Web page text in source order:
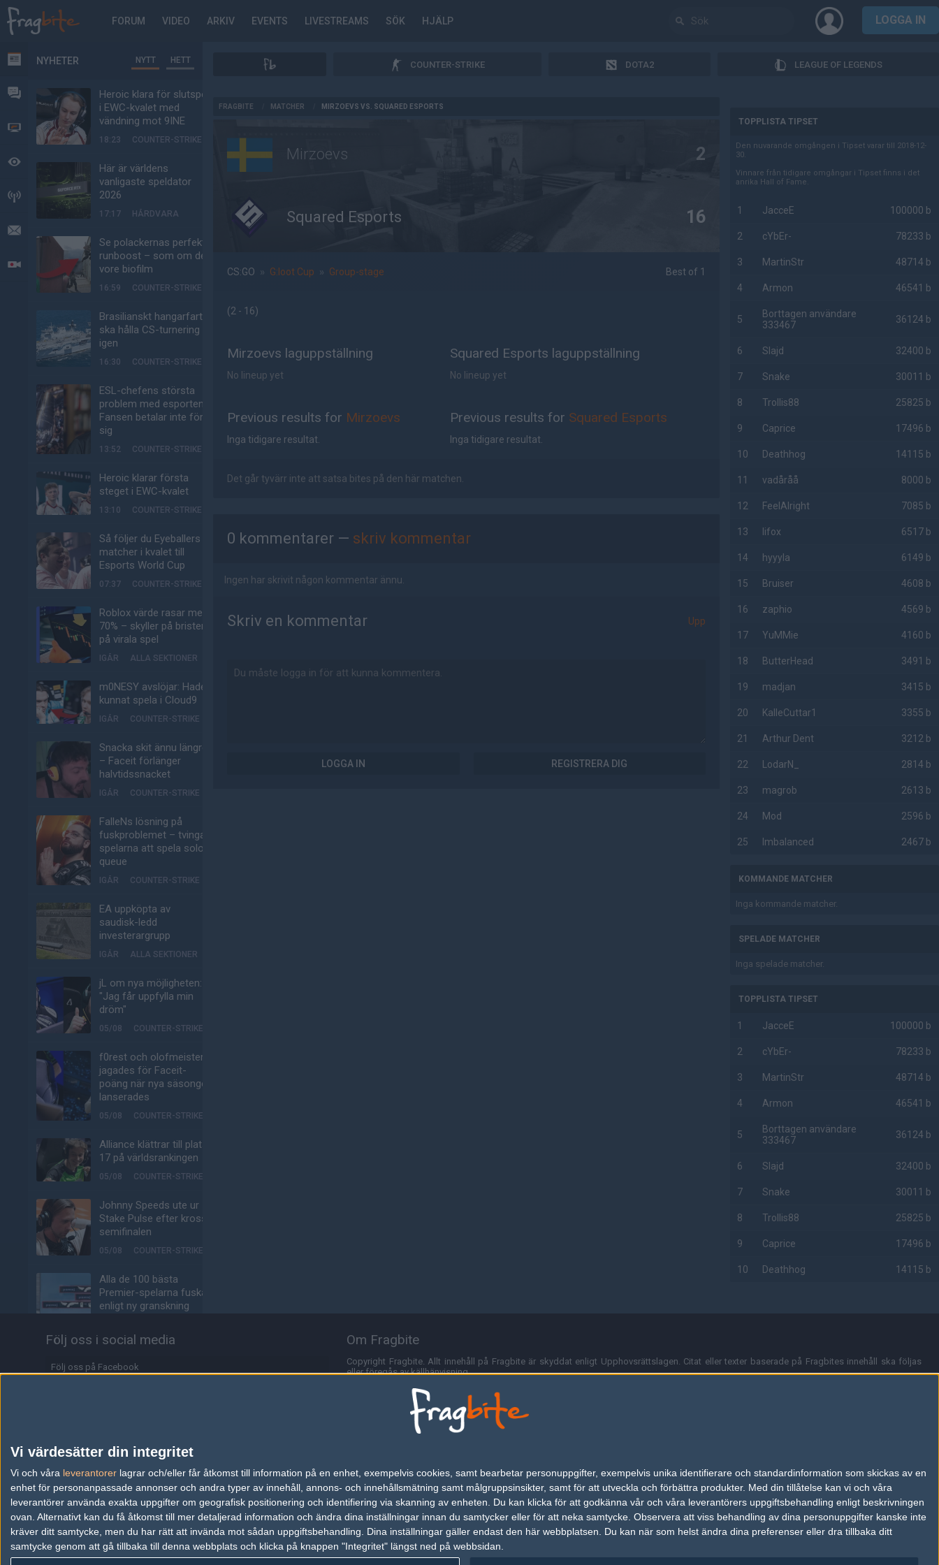
Vi värdesätter din integritet
Vi och våra leverantorer lagrar och/eller får åtkomst till information på en enhet, exempelvis cookies, samt bearbetar personuppgifter, exempelvis unika identifierare och standardinformation som skickas av en
enhet för personanpassade annonser och andra typer av innehåll, annons- och innehållsmätning samt målgruppsinsikter, samt för att utveckla och förbättra produkter. Med din tillåtelse kan vi och våra
leverantörer använda exakta uppgifter om geografisk positionering och identifiering via skanning av enheten. Du kan klicka för att godkänna vår och våra leverantörers uppgiftsbehandling enligt beskrivningen
ovan. Alternativt kan du få åtkomst till mer detaljerad information och ändra dina inställningar innan du samtycker eller för att neka samtycke. Observera att viss behandling av dina personuppgifter kanske inte
kräver ditt samtycke, men du har rätt att invända mot sådan uppgiftsbehandling. Dina inställningar gäller endast den här webbplatsen. Du kan när som helst ändra dina preferenser eller dra tillbaka ditt
samtycke genom att gå tillbaka till denna webbplats och klicka på knappen "Integritet" längst ned på webbsidan.
FORUM VIDEO ARKIV EVENTS LIVESTREAMS SÖK HJÄLP LOGGA IN
NYHETER
VIDEO
BEVAKAT
HÄNDELSER
LIVESÄNDNINGAR
NYHETER NYTT HETT
Heroic klara för slutspel
i EWC-kvalet med
vändning mot 9INE
18:23 COUNTER-STRIKE
Här är världens
vanligaste speldator
2026
17:17 HÅRDVARA
Se polackernas perfekta
runboost – som om det
vore biofilm
16:59 COUNTER-STRIKE
Brasilianskt hangarfartyg
ska hålla CS-turnering –
igen
16:30 COUNTER-STRIKE
ESL-chefens största
problem med esporten:
Fansen betalar inte för
sig
13:52 COUNTER-STRIKE
Heroic klarar första
steget i EWC-kvalet
13:10 COUNTER-STRIKE
Så följer du Eyeballers
matcher i kvalet till
Esports World Cup
07:37 COUNTER-STRIKE
Roblox värde rasar med
70% – skyller på bristen
på virala spel
IGÅR ALLA SEKTIONER
m0NESY avslöjar: Hade
kunnat spela i Cloud9
IGÅR COUNTER-STRIKE
Snacka skit ännu längre
– Faceit förlänger
halvtidssnacket
IGÅR COUNTER-STRIKE
FalleNs lösning på
fuskproblemet – tvinga
spelarna att spela solo-
queue
IGÅR COUNTER-STRIKE
EA uppköpta av
saudisk-ledd
investerargrupp
IGÅR ALLA SEKTIONER
jL om nya möjligheten:
"Jag får uppfylla min
dröm"
05/08 COUNTER-STRIKE
f0rest och olofmeister
jagades för Faceit-
poäng när nya säsongen
lanserades
05/08 COUNTER-STRIKE
Alliance klättrar till plats
17 på världsrankingen
05/08 COUNTER-STRIKE
Johnny Speeds ute ur
Stake Pulse efter kross i
semifinalen
05/08 COUNTER-STRIKE
Alla de 100 bästa
Premier-spelarna fuskar
enligt ny granskning
headset ser ut att bli
tjänade miljoner
04/08 ALLA SEKTIONER
Media: jL klar för Vitality
– hoppar in för nyblivna
papporna
04/08 COUNTER-STRIKE
COUNTER-STRIKE DOTA2 LEAGUE OF LEGENDS
FRAGBITE MATCHER MIRZOEVS VS. SQUARED ESPORTS
Mirzoevs 2
Squared Esports 16
CS:GO » G:loot Cup » Group-stage Best of 1
(2 - 16)
Mirzoevs laguppställning
No lineup yet
Squared Esports laguppställning
No lineup yet
Previous results for Mirzoevs
Inga tidigare resultat.
Previous results for Squared Esports
Inga tidigare resultat.
Det går tyvärr inte att satsa bites på den här matchen.
0 kommentarer — skriv kommentar
Ingen har skrivit någon kommentar ännu.
Skriv en kommentar Upp
LOGGA IN REGISTRERA DIG
TOPPLISTA TIPSET
Den nuvarande omgången i Tipset varar till 2018-12-
30.
Vinnare från tidigare omgångar i Tipset finns i det
anrika Hall of Fame.
1 JacceE 100000 b
2 cYbEr- 78233 b
3 MartinStr 48714 b
4 Armon 46541 b
5
Borttagen användare
333467
36124 b
6 Slajd 32400 b
7 Snake 30011 b
8 Trollis88 25825 b
9 Caprice 17496 b
10 Deathhog 14115 b
11 vadåråå 8000 b
12 FeelAlright 7085 b
13 lifox 6517 b
14 hyyyla 6149 b
15 Bruiser 4608 b
16 zaphio 4569 b
17 YuMMie 4160 b
18 ButterHead 3491 b
19 madjan 3415 b
20 KalleCuttar1 3355 b
21 Arthur Dent 3212 b
22 LodarN_ 2814 b
23 magrob 2613 b
24 Mod 2596 b
25 Imbalanced 2467 b
KOMMANDE MATCHER
Inga kommande matcher.
SPELADE MATCHER
Inga spelade matcher.
TOPPLISTA TIPSET
1 JacceE 100000 b
2 cYbEr- 78233 b
3 MartinStr 48714 b
4 Armon 46541 b
5
Borttagen användare
333467
36124 b
6 Slajd 32400 b
7 Snake 30011 b
8 Trollis88 25825 b
9 Caprice 17496 b
10 Deathhog 14115 b
Följ oss i social media
Följ oss på Facebook
Information
Annonsering
Copyright och Privacy Policy
Användaravtal
Om Fragbite
Copyright Fragbite. Allt innehåll på Fragbite är skyddat enligt Upphovsrättslagen. Citat eller texter baserade på Fragbites innehåll ska följas
eller föregås av källhänvisning.
Alla åsikter uttryckta på Fragbite representerar varje enskild skribent och överensstämmer inte nödvändigtvis med Fragbites åsikter.
Programmering och design av Fredric Bohlin. För frågor rörande sajten kan du skicka iväg ett email till
Fragbite använder cookies för att spara användarspecifik information så som t.ex. användarnamn. Cookies sparas även när man deltar i
omröstningar och för att föra statistik. För att slippa cookies kan du stänga av cookies i din webbläsares inställningar eller välja att inte
besöka Fragbite. Den här textraden finns här på grund av lagen om elektronisk kommunikation som trädde i kraft 25 juli 2003.
Annonsering
Är du intresserad av att annonsera på Fragbite,